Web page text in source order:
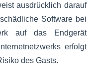
ausdrücklich darauf
Software bei
auf das Endgerät
erfolgt
des Gasts.